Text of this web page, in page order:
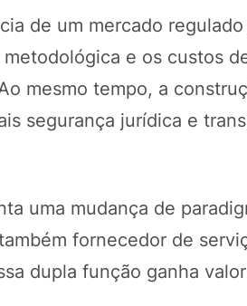
de um mercado
e os custos
mesmo tempo, a
segurança jurídica e
uma mudança de
fornecedor de
dupla função ganha